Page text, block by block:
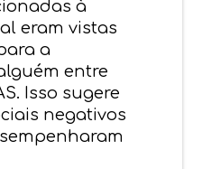
à
eram vistas
a
entre
Isso sugere
negativos